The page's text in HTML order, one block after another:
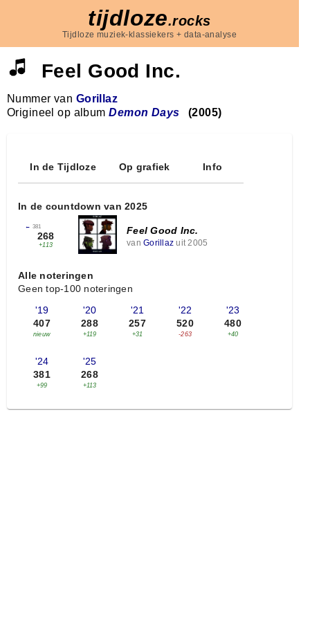
tijdloze.rocks
Tijdloze muziek-klassiekers + data-analyse
Feel Good Inc.
Nummer van Gorillaz
Origineel op albumDemon Days (2005)
In de Tijdloze Op grafiek Info
In de countdown van 2025
← 381
268
+113
Feel Good Inc.
van Gorillaz uit 2005
Alle noteringen
Geen top-100 noteringen
'19
407
nieuw
'20
288
+119
'21
257
+31
'22
520
-263
'23
480
+40
'24
381
+99
'25
268
+113